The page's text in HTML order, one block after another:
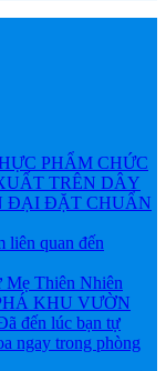
PHẨM CHỨC
TRÊN DÂY
ĐẠI ĐẶT CHUẨN
liên quan đến
Mẹ Thiên Nhiên
KHU VƯỜN
đến lúc bạn tự
ngay trong phòng